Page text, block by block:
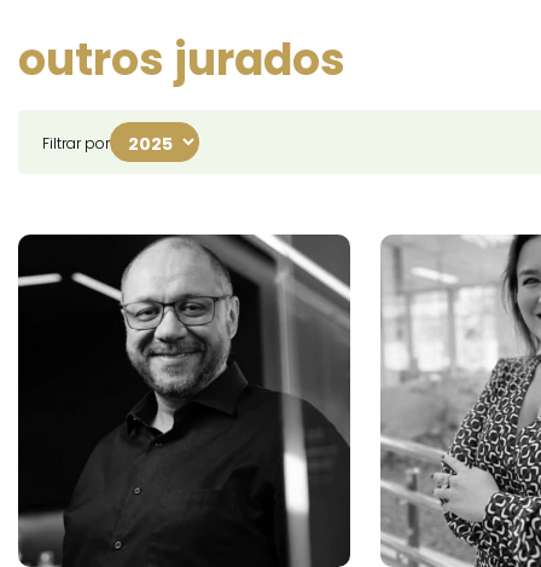
outros jurados
Filtrar por